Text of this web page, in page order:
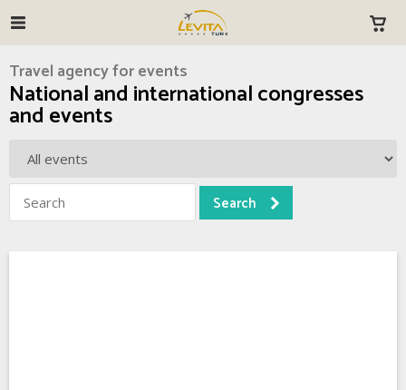
Travel agency for events
National and international congresses
and events